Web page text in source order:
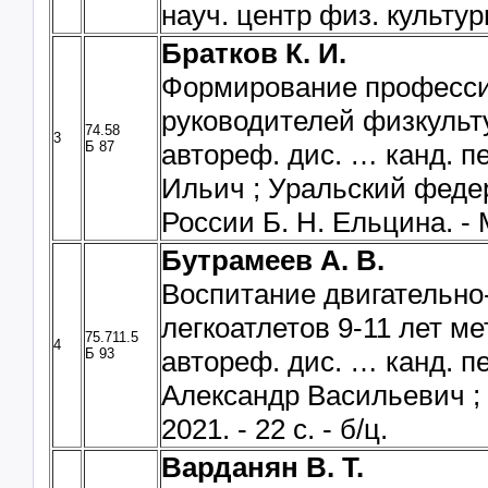
науч. центр физ.
3
74.58
Б 87
Братков К. И.
Формирование
руководителей
автореф. дис. … канд.
Ильич ; Уральский
России Б. Н. Ельцина. -
4
75.711.5
Б 93
Бутрамеев А. В.
Воспитание
легкоатлетов 9-11 лет
автореф. дис. … канд.
Александр Васильевич
2021. - 22 с. - б/ц.
Варданян В. Т.